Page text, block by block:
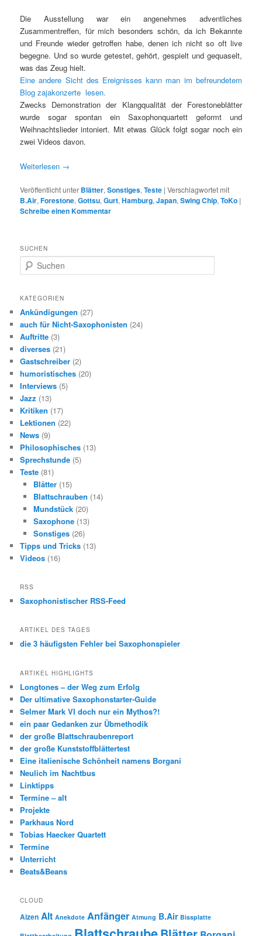
Die Ausstellung war ein angenehmes adventliches
Zusammentreffen, für mich besonders schön, da ich Bekannte
und Freunde wieder getroffen habe, denen ich nicht so oft live
begegne. Und so wurde getestet, gehört, gespielt und gequaselt,
was das Zeug hielt.
Eine andere Sicht des Ereignisses kann man im befreundetem
Blog zajakonzerte lesen.
Zwecks Demonstration der Klangqualität der Forestoneblätter
wurde sogar spontan ein Saxophonquartett geformt und
Weihnachtslieder intoniert. Mit etwas Glück folgt sogar noch ein
zwei Videos davon.
Weiterlesen →
Veröffentlicht unter Blätter,Sonstiges,Teste |Verschlagwortet mit
B.Air,Forestone,Gottsu,Gurt,Hamburg,Japan,Swing Chip,ToKo |
Schreibe einen Kommentar
SUCHEN
u
h
n
KATEGORIEN
Ankündigungen (27)
auch für Nicht-Saxophonisten (24)
Auftritte (3)
diverses (21)
Gastschreiber (2)
humoristisches (20)
Interviews (5)
Jazz (13)
Kritiken (17)
Lektionen (22)
News (9)
Philosophisches (13)
Sprechstunde (5)
Teste (81)
Blätter(15)
Blattschrauben (14)
Mundstück(20)
Saxophone(13)
Sonstiges(26)
Tipps und Tricks (13)
Videos (16)
RSS
Saxophonistischer RSS-Feed
ARTIKEL DES TAGES
die 3 häufigsten Fehler bei Saxophonspieler
ARTIKEL HIGHLIGHTS
Longtones – der Weg zum Erfolg
Der ultimative Saxophonstarter-Guide
Selmer Mark VI doch nur ein Mythos?!
ein paar Gedanken zur Übmethodik
der große Blattschraubenreport
der große Kunststoffblättertest
Eine italienische Schönheit namens Borgani
Neulich im Nachtbus
Linktipps
Termine – alt
Projekte
Parkhaus Nord
Tobias Haecker Quartett
Termine
Unterricht
Beats&Beans
CLOUD
Aizen Alt Anekdote Anfänger Atmung B.Air Bissplatte